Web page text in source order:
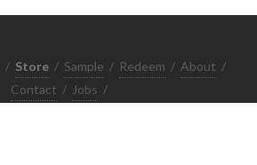
/ Store / Sample / Redeem / About /
Contact / Jobs /